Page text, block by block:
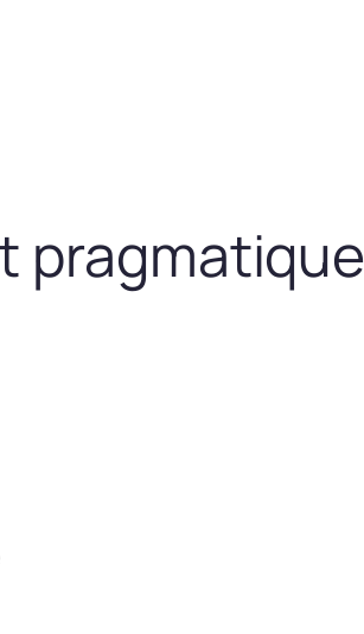
pragmatique